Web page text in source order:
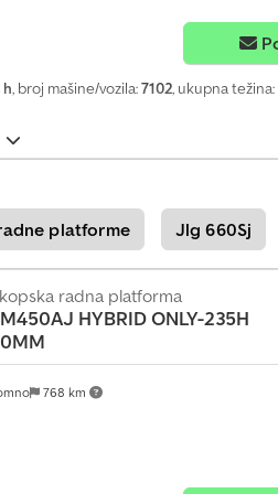
h, broj mašine/vozila:7102, ukupna težina:
platforme Jlg 660Sj
768 km
radna platforma
M450AJ HYBRID ONLY-235H